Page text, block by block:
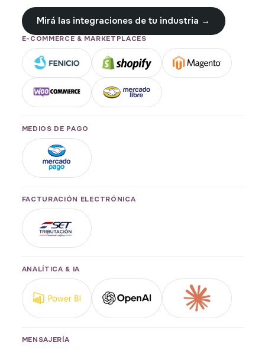
Mirá las integraciones de tu industria →
E-COMMERCE & MARKETPLACES
MEDIOS DE PAGO
FACTURACIÓN ELECTRÓNICA
ANALÍTICA & IA
MENSAJERÍA